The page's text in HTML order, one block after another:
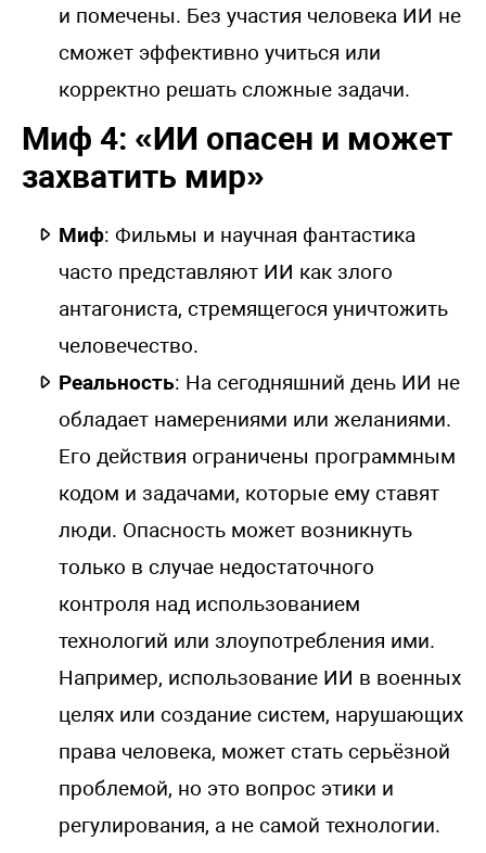
и помечены. Без участия человека ИИ не
сможет эффективно учиться или
корректно решать сложные задачи.
Миф 4: «ИИ опасен и может
захватить мир»
Миф: Фильмы и научная фантастика
часто представляют ИИ как злого
антагониста, стремящегося уничтожить
человечество.
Реальность: На сегодняшний день ИИ не
обладает намерениями или желаниями.
Его действия ограничены программным
кодом и задачами, которые ему ставят
люди. Опасность может возникнуть
только в случае недостаточного
контроля над использованием
технологий или злоупотребления ими.
Например, использование ИИ в военных
целях или создание систем, нарушающих
права человека, может стать серьёзной
проблемой, но это вопрос этики и
регулирования, а не самой технологии.